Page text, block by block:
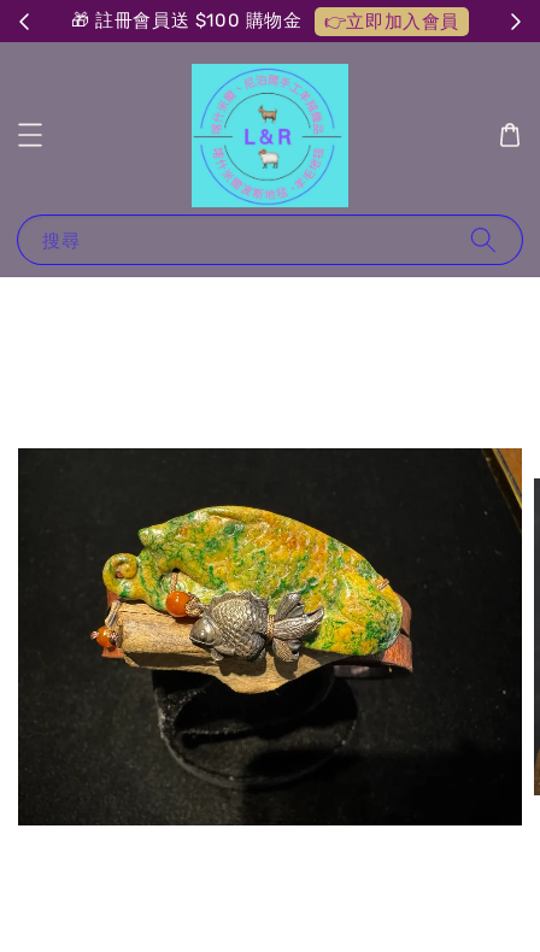
🎁 註冊會員送 $100 購物金 👉立即加入會員
搜尋